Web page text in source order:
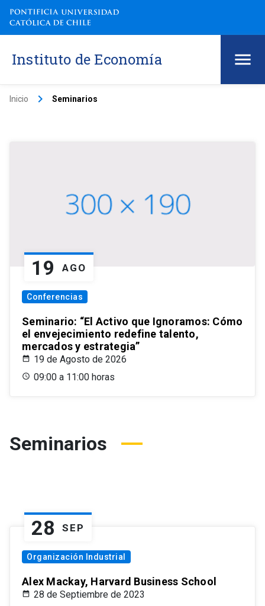
Instituto de Economía
Inicio keyboard_arrow_right Seminarios
19 AGO
Conferencias
Seminario: “El Activo que Ignoramos: Cómo
el envejecimiento redefine talento,
mercados y estrategia”
19 de Agosto de 2026
09:00 a 11:00 horas
Seminarios
28 SEP
Organización Industrial
Alex Mackay, Harvard Business School
28 de Septiembre de 2023